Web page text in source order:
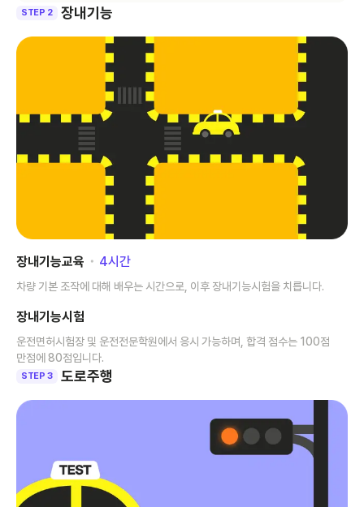
STEP 2 장내기능
장내기능교육 ･ 4시간
차량 기본 조작에 대해 배우는 시간으로, 이후 장내기능시험을 치릅니다.
장내기능시험
운전면허시험장 및 운전전문학원에서 응시 가능하며, 합격 점수는 100점
만점에 80점입니다.
STEP 3 도로주행